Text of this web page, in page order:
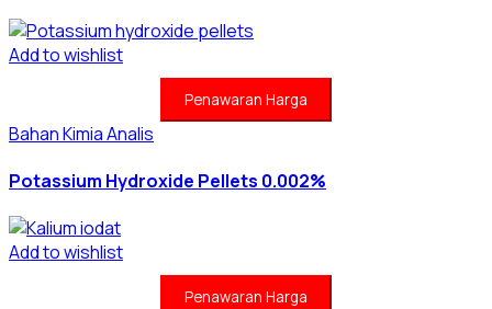
Add to wishlist
Penawaran Harga
Bahan Kimia Analis
Potassium Hydroxide Pellets 0.002%
Add to wishlist
Penawaran Harga